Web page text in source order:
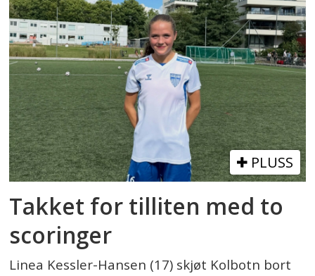
PLUSS
Takket for tilliten med to
scoringer
Linea Kessler-Hansen (17) skjøt Kolbotn bort